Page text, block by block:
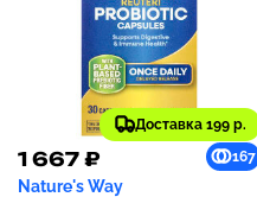
Доставка 199 р.
1 667 ₽ 167
Nature's Way